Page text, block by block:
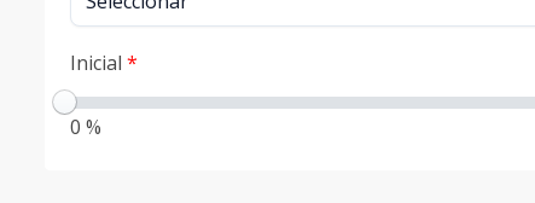
Inicial *
0 %